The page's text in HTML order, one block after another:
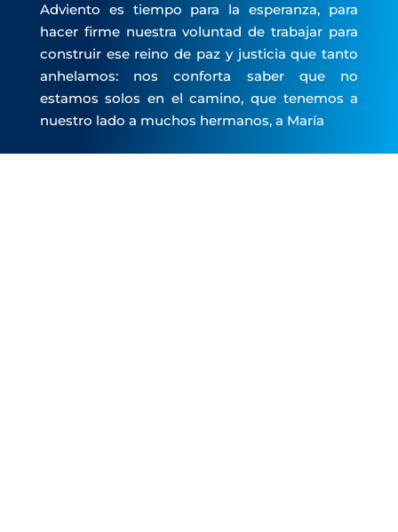
Adviento es tiempo para la esperanza, para
hacer firme nuestra voluntad de trabajar para
construir ese reino de paz y justicia que tanto
anhelamos: nos conforta saber que no
estamos solos en el camino, que tenemos a
nuestro lado a muchos hermanos, a María